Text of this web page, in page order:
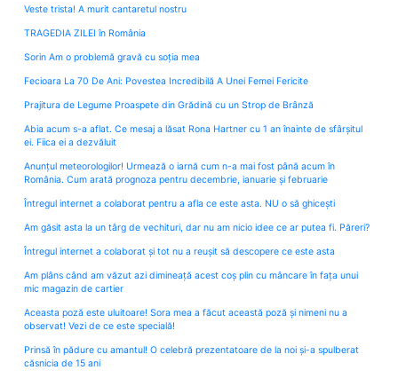
Veste trista! A murit cantaretul nostru
TRAGEDIA ZILEI în România
Sorin Am o problemă gravă cu soția mea
Fecioara La 70 De Ani: Povestea Incredibilă A Unei Femei Fericite
Prajitura de Legume Proaspete din Grădină cu un Strop de Brânză
Abia acum s-a aflat. Ce mesaj a lăsat Rona Hartner cu 1 an înainte de sfârșitul
ei. Fiica ei a dezvăluit
Anunțul meteorologilor! Urmează o iarnă cum n-a mai fost până acum în
România. Cum arată prognoza pentru decembrie, ianuarie și februarie
Întregul internet a colaborat pentru a afla ce este asta. NU o să ghicești
Am găsit asta la un târg de vechituri, dar nu am nicio idee ce ar putea fi. Păreri?
Întregul internet a colaborat și tot nu a reușit să descopere ce este asta
Am plâns când am văzut azi dimineață acest coș plin cu mâncare în fața unui
mic magazin de cartier
Aceasta poză este uluitoare! Sora mea a făcut această poză și nimeni nu a
observat! Vezi de ce este specială!
Prinsă în pădure cu amantul! O celebră prezentatoare de la noi și-a spulberat
căsnicia de 15 ani